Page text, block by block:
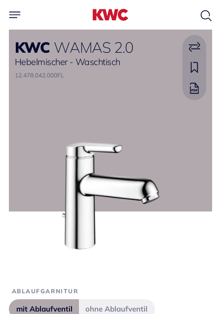
KWC WAMAS 2.0
Hebelmischer - Waschtisch
12.478.042.000FL
ABLAUFGARNITUR
mit Ablaufventil ohne Ablaufventil